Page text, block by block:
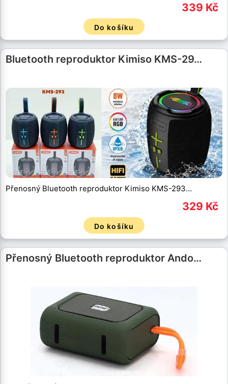
339 Kč
Do košíku
Bluetooth reproduktor Kimiso KMS-29…
Přenosný Bluetooth reproduktor Kimiso KMS-293…
329 Kč
Do košíku
Přenosný Bluetooth reproduktor Ando…